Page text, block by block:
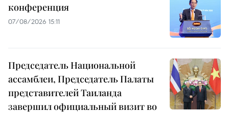
конференция
07/08/2026 15:11
Председатель Национальной
ассамблеи, Председатель Палаты
представителей Таиланда
завершил официальный визит во